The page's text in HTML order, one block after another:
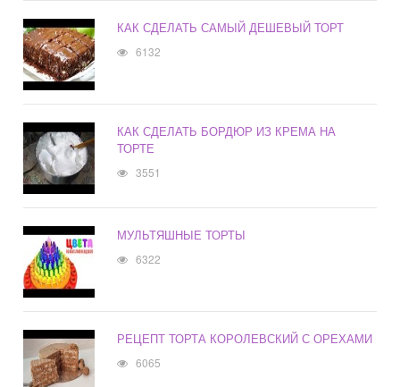
КАК СДЕЛАТЬ САМЫЙ ДЕШЕВЫЙ ТОРТ
6132
КАК СДЕЛАТЬ БОРДЮР ИЗ КРЕМА НА
ТОРТЕ
3551
МУЛЬТЯШНЫЕ ТОРТЫ
6322
РЕЦЕПТ ТОРТА КОРОЛЕВСКИЙ С ОРЕХАМИ
6065